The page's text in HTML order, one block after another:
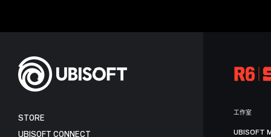
STORE
UBISOFT CONNECT
工作室
UBISOFT